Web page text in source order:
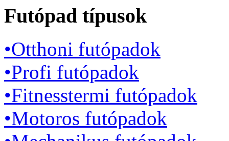
Futópad típusok
•Otthoni futópadok
•Profi futópadok
•Fitnesstermi futópadok
•Motoros futópadok